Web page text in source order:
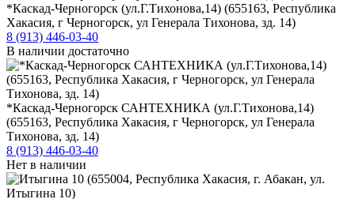
*Каскад-Черногорск (ул.Г.Тихонова,14) (655163, Республика
Хакасия, г Черногорск, ул Генерала Тихонова, зд. 14)
8 (913) 446-03-40
В наличии достаточно
*Каскад-Черногорск САНТЕХНИКА (ул.Г.Тихонова,14)
(655163, Республика Хакасия, г Черногорск, ул Генерала
Тихонова, зд. 14)
8 (913) 446-03-40
Нет в наличии